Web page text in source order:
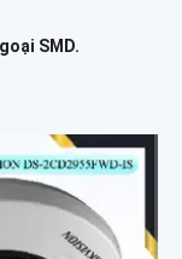
SMD.